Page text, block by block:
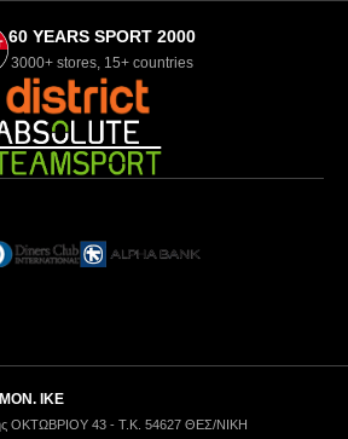
60 YEARS SPORT 2000
3000+ stores, 15+ countries
ΜΟΝ. ΙΚΕ
ΟΚΤΩΒΡΙΟΥ 43 - Τ.Κ. 54627 ΘΕΣ/ΝΙΚΗ